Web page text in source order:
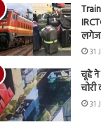
लगेज
31
चूहे
31